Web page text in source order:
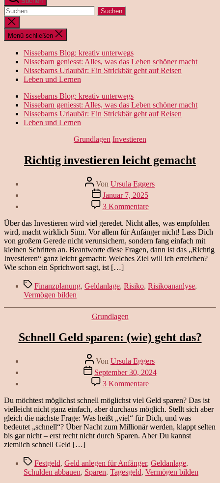
Suchen
nach:
Suche
schließen
Menü schließen
Nissebarns Blog: kreativ unterwegs
Nissebarn geniesst: Alles, was das Leben schöner macht
Nissebarns Urlaubär: Ein Strickbär geht auf Reisen
Leben und Lernen
Nissebarns Blog: kreativ unterwegs
Nissebarn geniesst: Alles, was das Leben schöner macht
Nissebarns Urlaubär: Ein Strickbär geht auf Reisen
Leben und Lernen
Kategorien
Grundlagen Investieren
Richtig investieren leicht gemacht
Beitragsautor
Von Ursula Eggers
Veröffentlichungsdatum
Januar 7, 2025
3 Kommentarezu
Richtig
investieren
leicht
gemacht
Über das Investieren wird viel geredet. Nicht alles, was empfohlen
wird, macht wirklich Sinn. Vor allem für Anfänger nicht! Lass Dich
von großem Gerede nicht verunsichern, sondern fang einfach mit
kleinen Schritten an. Beantworte diese Fragen, dann ist das „Richtig
Investieren“ ganz leicht gemacht: Welches Ziel will ich erreichen?
Wie schon ein Sprichwort sagt, ist […]
Schlagwörter
Finanzplanung, Geldanlage, Risiko, Risikoananlyse,
Vermögen bilden
Kategorien
Grundlagen
Schnell Geld sparen: (wie) geht das?
Beitragsautor
Von Ursula Eggers
Veröffentlichungsdatum
September 30, 2024
3 Kommentarezu
Schnell
Geld
sparen:
(wie)
geht
das?
Du möchtest möglichst schnell möglichst viel Geld sparen? Das ist
vielleicht nicht ganz einfach, aber durchaus möglich. Stellt sich aber
gleich die nächste Frage: Was heißt „viel“ für Dich, und was
bedeutet „schnell“? Über Nacht zum Millionär werden, klappt selten
bis gar nicht – erst recht nicht durch Sparen. Aber Du kannst
ziemlich schnell Geld […]
Schlagwörter
Festgeld, Geld anlegen für Anfänger, Geldanlage,
Schulden abbauen, Sparen, Tagesgeld, Vermögen bilden